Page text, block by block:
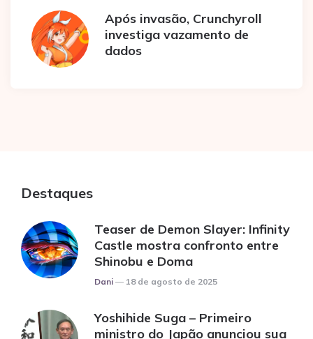
Após invasão, Crunchyroll
investiga vazamento de
dados
Destaques
Teaser de Demon Slayer: Infinity
Castle mostra confronto entre
Shinobu e Doma
Posted
Dani 18 de agosto de 2025
Yoshihide Suga – Primeiro
ministro do Japão anunciou sua